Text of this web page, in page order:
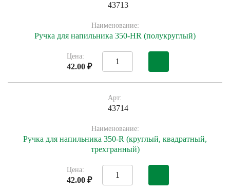
43713
Наименование:
Ручка для напильника 350-HR (полукруглый)
Цена:
42.00 ₽
Арт:
43714
Наименование:
Ручка для напильника 350-R (круглый, квадратный,
трехгранный)
Цена:
42.00 ₽